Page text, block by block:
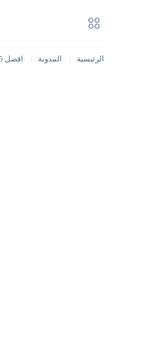
الرئيسية المدونة افضل 5 برامج إستعادة الملفات المحذوفة للكمبيوتر والموبايل مجانا